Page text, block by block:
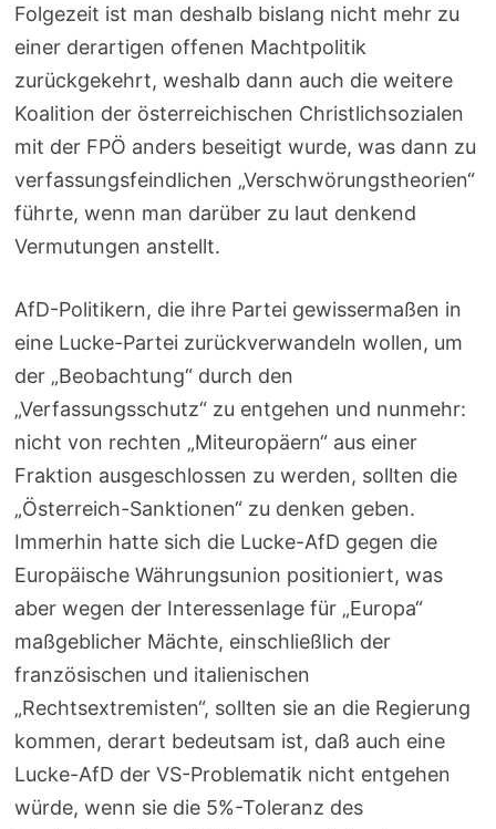
Folgezeit ist man deshalb bislang nicht mehr zu
einer derartigen offenen Machtpolitik
zurückgekehrt, weshalb dann auch die weitere
Koalition der österreichischen Christlichsozialen
mit der FPÖ anders beseitigt wurde, was dann zu
verfassungsfeindlichen „Verschwörungstheorien“
führte, wenn man darüber zu laut denkend
Vermutungen anstellt.
AfD-Politikern, die ihre Partei gewissermaßen in
eine Lucke-Partei zurückverwandeln wollen, um
der „Beobachtung“ durch den
„Verfassungsschutz“ zu entgehen und nunmehr:
nicht von rechten „Miteuropäern“ aus einer
Fraktion ausgeschlossen zu werden, sollten die
„Österreich-Sanktionen“ zu denken geben.
Immerhin hatte sich die Lucke-AfD gegen die
Europäische Währungsunion positioniert, was
aber wegen der Interessenlage für „Europa“
maßgeblicher Mächte, einschließlich der
französischen und italienischen
„Rechtsextremisten“, sollten sie an die Regierung
kommen, derart bedeutsam ist, daß auch eine
Lucke-AfD der VS-Problematik nicht entgehen
würde, wenn sie die 5%-Toleranz des